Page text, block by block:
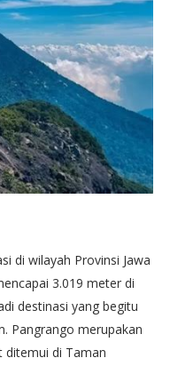
di wilayah Provinsi Jawa
3.019 meter di
destinasi yang begitu
Pangrango merupakan
ditemui di Taman